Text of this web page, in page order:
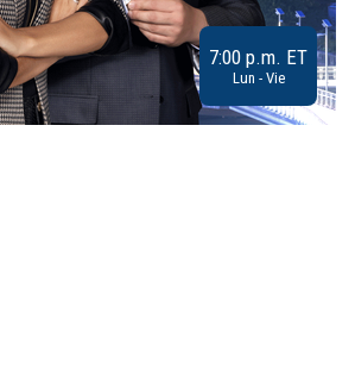
7:00 p.m. ET
Lun - Vie